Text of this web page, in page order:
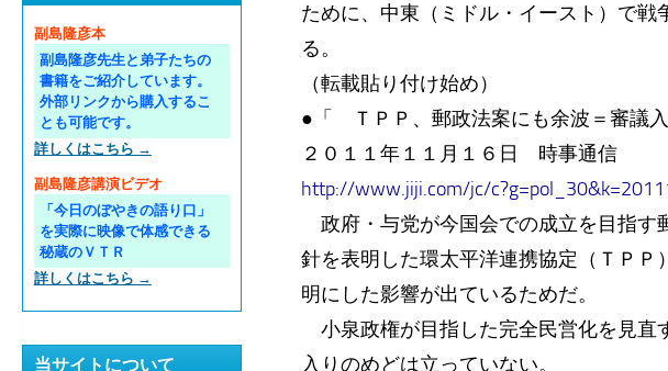
ために、中東（ミドル・イースト）で
る。
（転載貼り付け始め）
●「 ＴＰＰ、郵政法案にも余波＝審議
２０１１年１１月１６日 時事通信
http://www.jiji.com/jc/
政府・与党が今国会での成立を目指す
針を表明した環太平洋連携協定（ＴＰ
明にした影響が出ているためだ。
小泉政権が目指した完全民営化を見直
入りのめどは立っていない。
副島隆彦本
副島隆彦先生と弟子たちの
書籍をご紹介しています。
外部リンクから購入するこ
とも可能です。
詳しくはこちら →
副島隆彦講演ビデオ
「今日のぼやきの語り口」
を実際に映像で体感できる
秘蔵のＶＴＲ
詳しくはこちら →
当サイトについて